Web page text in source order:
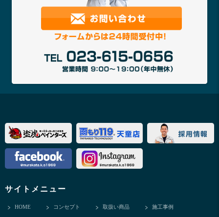
サイトメニュー
HOME コンセプト 取扱い商品 施工事例